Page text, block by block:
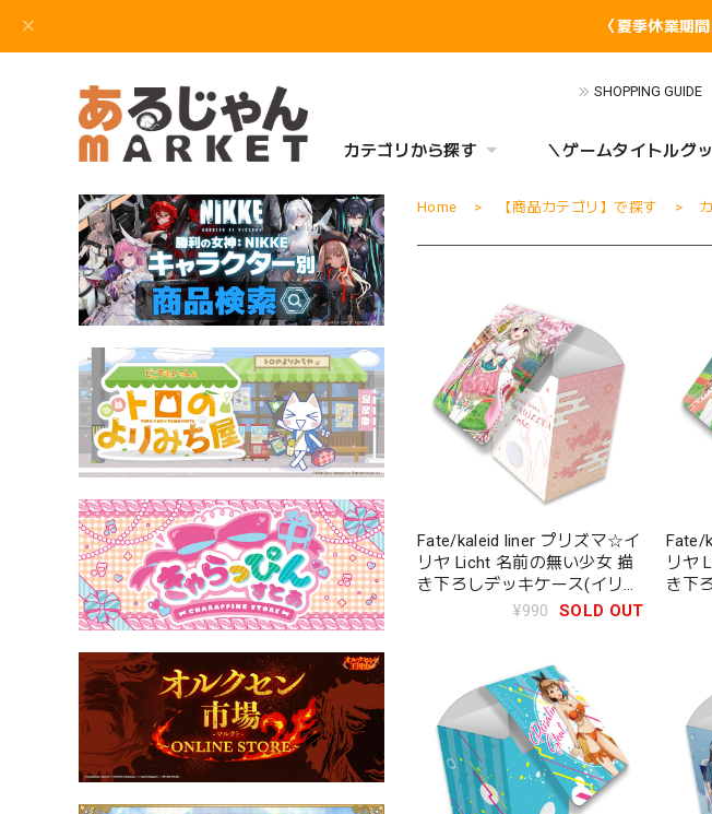
〈夏季休業期
SHOPPING GUIDE
カテゴリから探す ＼ゲームタイトルグ
Home 【商品カテゴリ】で探す
Fate/kaleid liner プリズマ☆イ
リヤ Licht 名前の無い少女 描
き下ろしデッキケース(イリ
¥990 SOLD OUT
Fate/
リヤ
き下